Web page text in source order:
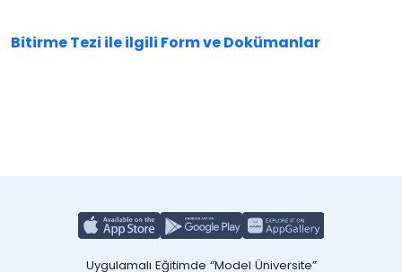
Bitirme Tezi ile ilgili Form ve Dokümanlar
Uygulamalı Eğitimde “Model Üniversite”